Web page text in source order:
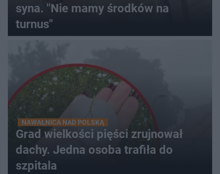
syna. "Nie mamy środków na
turnus"
NAWAŁNICA NAD POLSKĄ
Grad wielkości pięści zrujnował
dachy. Jedna osoba trafiła do
szpitala